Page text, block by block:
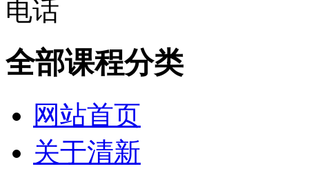
全部课程分类
网站首页
关于清新